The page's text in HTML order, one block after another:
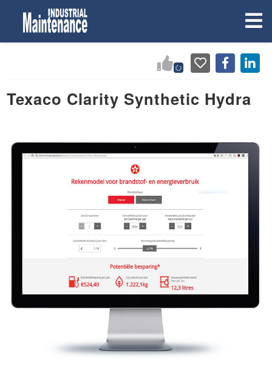
Texaco Clarity Synthetic Hydra